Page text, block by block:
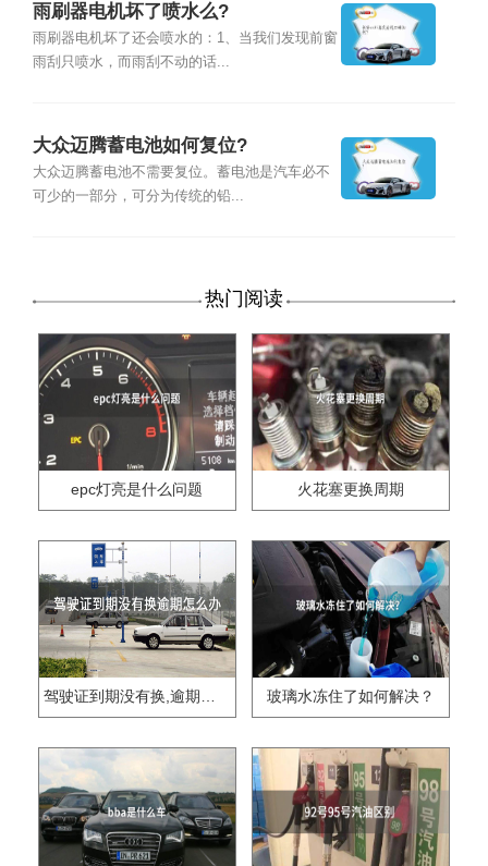
雨刷器电机坏了喷水么?
雨刷器电机坏了还会喷水的：1、当我们发现前窗
雨刮只喷水，而雨刮不动的话...
大众迈腾蓄电池如何复位?
大众迈腾蓄电池不需要复位。蓄电池是汽车必不
可少的一部分，可分为传统的铅...
热门阅读
epc灯亮是什么问题 火花塞更换周期
驾驶证到期没有换,逾期怎么办?? 玻璃水冻住了如何解决？